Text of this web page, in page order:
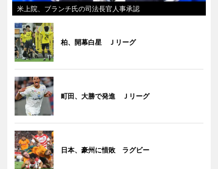
米上院、ブランチ氏の司法長官人事承認
柏、開幕白星 Ｊリーグ
町田、大勝で発進 Ｊリーグ
日本、豪州に惜敗 ラグビー